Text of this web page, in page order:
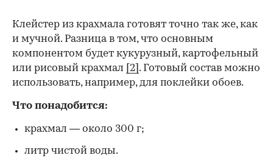
Клейстер из крахмала готовят точно так же, как
и мучной. Разница в том, что основным
компонентом будет кукурузный, картофельный
или рисовый крахмал
[2] . Готовый состав можно
использовать, например, для поклейки обоев.
Что понадобится:
крахмал — около 300 г;
литр чистой воды.